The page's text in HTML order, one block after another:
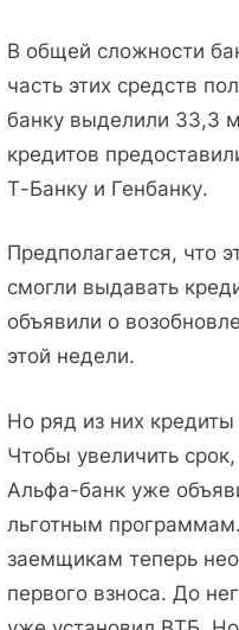
В общей сложности
часть этих средств
банку выделили 33,3
кредитов
Т-Банку и Генбанку.
Предполагается, что
смогли выдавать
объявили о
этой недели.
Но ряд из них
Чтобы увеличить
Альфа-банк уже
льготным
заемщикам теперь
первого взноса. До